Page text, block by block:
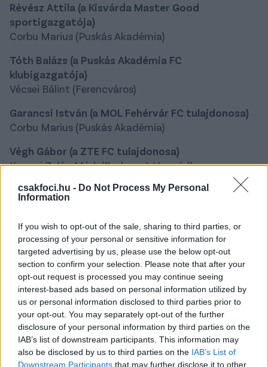
csakfoci.hu - Do Not Process My Personal
Information
If you wish to opt-out of the sale, sharing to third parties, or
processing of your personal or sensitive information for
targeted advertising by us, please use the below opt-out
section to confirm your selection. Please note that after your
opt-out request is processed you may continue seeing
interest-based ads based on personal information utilized by
us or personal information disclosed to third parties prior to
your opt-out. You may separately opt-out of the further
disclosure of your personal information by third parties on the
IAB’s list of downstream participants. This information may
also be disclosed by us to third parties on the IAB’s List of
Downstream Participants that may further disclose it to other
Révész Attila (a Kisvárda Master Good
sportigazgatója)
Corbu Marius (Puskás Akadémia)
Tóth Balázs (a Puskás Akadémia FC
klubigazgatója)
Vécsei Bálint (Ferencváros)
Garancsi István (a MOL Fehérvár FC tulajdonosa)
Corbu Marius (Puskás Akadémia)
Végh Gábor (a ZTE FC tulajdonosa)
Kerezsi Zalán Márk (Budapest Honvéd)
Tállai András (a Mezőkövesd Zsóry FC elnöke)
Koszta Márk (ZTE)
Haraszti Zsolt (a Paksi FC ügyvezetője)
Vancsa Zalán (MTK Budapest)
Kun Gábor (a Budapest Honvéd FC ügyvezetője)
Vancsa Zalán (MTK Budapest)
Tőzsér Dániel (a DVSC sportigazgatója)
Csongvai Áron (Újpest)
Berta Csaba (az Újpest FC ügyvezetője)
Baráth Péter (DVSC)